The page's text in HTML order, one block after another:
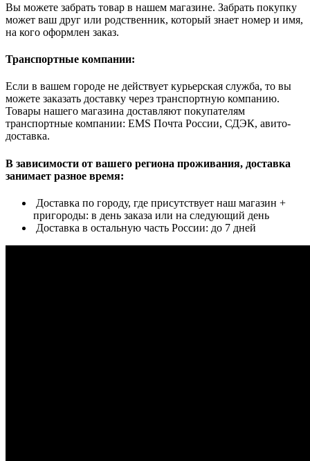
Вы можете забрать товар в нашем магазине. Забрать покупку
может ваш друг или родственник, который знает номер и имя,
на кого оформлен заказ.
Транспортные компании:
Если в вашем городе не действует курьерская служба, то вы
можете заказать доставку через транспортную компанию.
Товары нашего магазина доставляют покупателям
транспортные компании: EMS Почта России, СДЭК, авито-
доставка.
В зависимости от вашего региона проживания, доставка
занимает разное время:
Доставка по городу, где присутствует наш магазин +
пригороды: в день заказа или на следующий день
Доставка в остальную часть России: до 7 дней